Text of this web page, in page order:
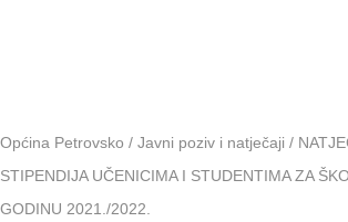
Općina Petrovsko / Javni poziv i natječaji /
STIPENDIJA UČENICIMA I STUDENTIMA ZA
GODINU 2021./2022.